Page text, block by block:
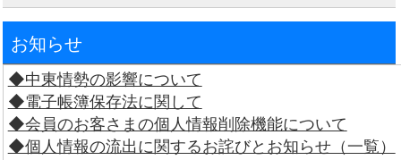
お知らせ
◆中東情勢の影響について
◆電子帳簿保存法に関して
◆会員のお客さまの個人情報削除機能について
◆個人情報の流出に関するお詫びとお知らせ（一覧）